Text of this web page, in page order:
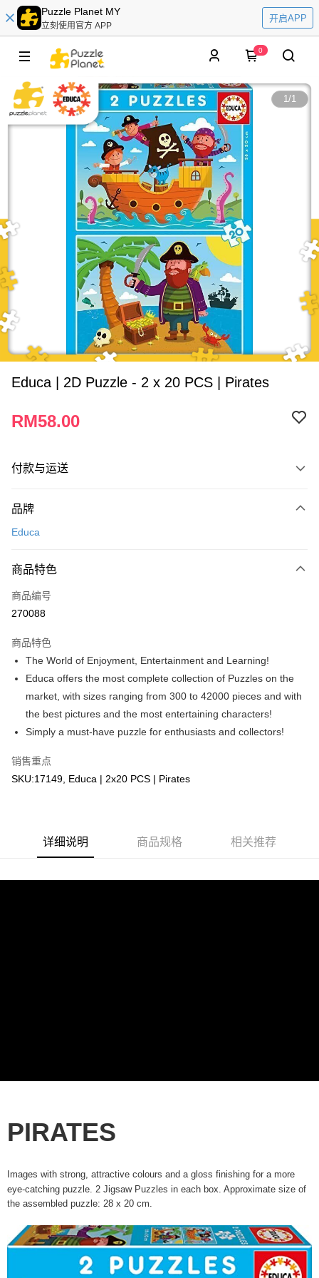
Puzzle Planet MY
立刻使用官方 APP
开启APP
0
1/1
Educa | 2D Puzzle - 2 x 20 PCS | Pirates
RM58.00
付款与运送
信用卡一次付清
相关说明
只有马来亚银行、联昌国际银行、大众银行、兴业银行、香港隆丰银行、伊
斯兰银行、AmBank、BSN Bank
Boost
GrabPay
运送方式
Free Shipping (Min RM100) within West Malaysia!
查看运费
Free Shipping (Min RM100.00) within West Malaysia!
免运费
品牌
Educa
商品特色
商品编号
270088
商品特色
The World of Enjoyment, Entertainment and Learning!
Educa offers the most complete collection of Puzzles on the
market, with sizes ranging from 300 to 42000 pieces and with
the best pictures and the most entertaining characters!
Simply a must-have puzzle for enthusiasts and collectors!
销售重点
SKU:17149, Educa | 2x20 PCS | Pirates
详细说明 商品规格 相关推荐
PIRATES
Images with strong, attractive colours and a gloss finishing for a more
eye-catching puzzle. 2 Jigsaw Puzzles in each box. Approximate size of
the assembled puzzle: 28 x 20 cm.